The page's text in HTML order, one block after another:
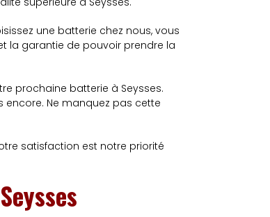
une batterie chez nous, vous
la garantie de pouvoir prendre la
prochaine batterie à Seysses.
Ne manquez pas cette
satisfaction est notre priorité